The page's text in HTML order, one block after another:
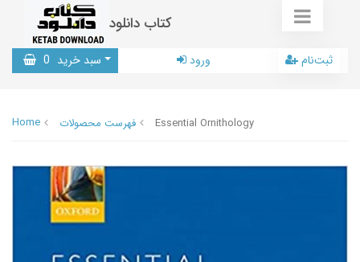
کتاب دانلود
سبد خرید 0 ورود ثبت‌نام
Home فهرست محصولات Essential Ornithology